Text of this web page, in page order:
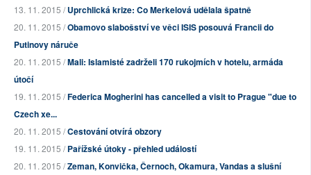
13. 11. 2015 /Uprchlická krize: Co Merkelová udělala špatně
20. 11. 2015 /Obamovo slabošství ve věci ISIS posouvá Francii do
Putinovy náruče
20. 11. 2015 /Mali: Islamisté zadrželi 170 rukojmích v hotelu, armáda
útočí
19. 11. 2015 /Federica Mogherini has cancelled a visit to Prague "due to
Czech xe...
20. 11. 2015 /Cestování otvírá obzory
19. 11. 2015 /Pařížské útoky - přehled událostí
20. 11. 2015 /Zeman, Konvička, Černoch, Okamura, Vandas a slušní